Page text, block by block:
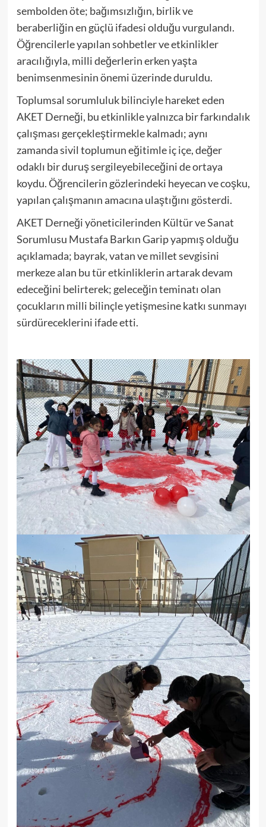
sembolden öte; bağımsızlığın, birlik ve
beraberliğin en güçlü ifadesi olduğu vurgulandı.
Öğrencilerle yapılan sohbetler ve etkinlikler
aracılığıyla, milli değerlerin erken yaşta
benimsenmesinin önemi üzerinde duruldu.
Toplumsal sorumluluk bilinciyle hareket eden
AKET Derneği, bu etkinlikle yalnızca bir farkındalık
çalışması gerçekleştirmekle kalmadı; aynı
zamanda sivil toplumun eğitimle iç içe, değer
odaklı bir duruş sergileyebileceğini de ortaya
koydu. Öğrencilerin gözlerindeki heyecan ve coşku,
yapılan çalışmanın amacına ulaştığını gösterdi.
AKET Derneği yöneticilerinden Kültür ve Sanat
Sorumlusu Mustafa Barkın Garip yapmış olduğu
açıklamada; bayrak, vatan ve millet sevgisini
merkeze alan bu tür etkinliklerin artarak devam
edeceğini belirterek; geleceğin teminatı olan
çocukların milli bilinçle yetişmesine katkı sunmayı
sürdüreceklerini ifade etti.